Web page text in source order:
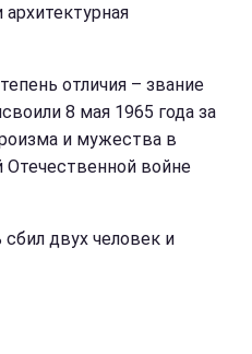
отличия – звание
8 мая 1965 года за
и мужества в
войне
двух человек и